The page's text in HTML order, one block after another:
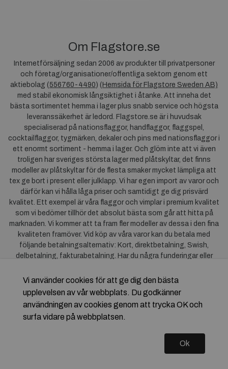
Om Flagstore.se
Internetförsäljning sedan 2006 av produkter till privatpersoner
och företag/organisationer/offentliga sektorn genom ett
aktiebolag (556760-4490) ( Hemsida för Flagstore Sweden AB)
med stabil ekonomisk långsiktighet i åtanke. Att inneha det
bästa sortimentet hemma i lager plus snabb service och högsta
leveranssäkerhet är ledord. Flagstore.se är i huvudsak
specialiserad på nationsflaggor, handflaggor, flaggspel,
cocktailflaggor, tygmärken, dekaler och pins med nationsflaggor i
ett enormt sortiment - hemma i lager. Och glöm inte att vi även
troligen har sveriges största lager med plåtskyltar, det finns
modeller av plåtskyltar för de flesta smaker mycket lämpliga att
tex ge bort i present eller julklapp. Vi har egen import av varor och
därför kan vi hålla låga priser och samtidigt ge dig prisvärd
kvalitet. Ett exempel är våra flaggor och vimplar i premium kvalitet
som vi bedömer tillhör det absolut bästa som går att hitta på
marknaden. Vi kommer att ta fram fler modeller av dessa i den fina
kvaliteten framöver. Vid köp av våra varor kan du betala med
följande betalningsalternativ: Kort, direktbetalning, Swish,
delbetalning, fakturabetalning. Har du några funderingar eller
dig till oss. För frågor kring Klarna kan duklicka här
Vi använder cookies för att ge dig den bästa
upplevelsen av vår webbplats. Du godkänner
användningen av cookies genom att trycka OK och
surfa vidare på webbplatsen.
Ok